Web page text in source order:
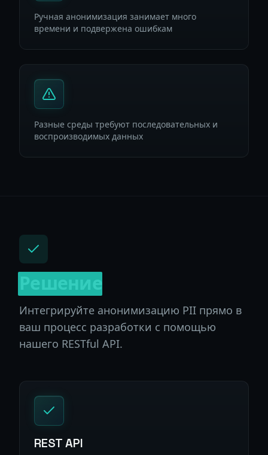
Ручная анонимизация занимает много
времени и подвержена ошибкам
Разные среды требуют последовательных и
воспроизводимых данных
Интегрируйте анонимизацию PII прямо в
ваш процесс разработки с помощью
нашего RESTful API.
REST API